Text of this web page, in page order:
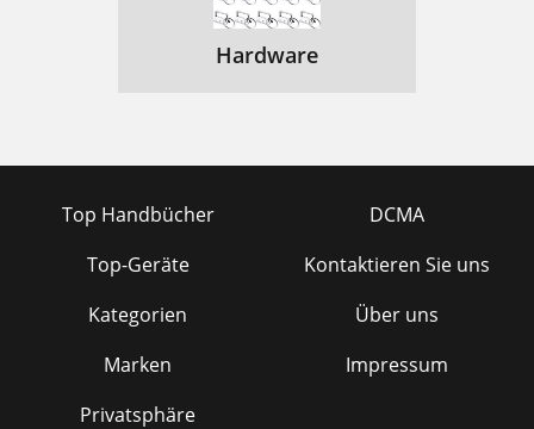
Hardware
Top Handbücher
Top-Geräte
Kategorien
Marken
Privatsphäre
DCMA
Kontaktieren Sie uns
Über uns
Impressum